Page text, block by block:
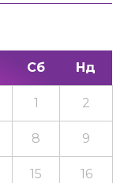
Сб Нд
1 2
8 9
15 16